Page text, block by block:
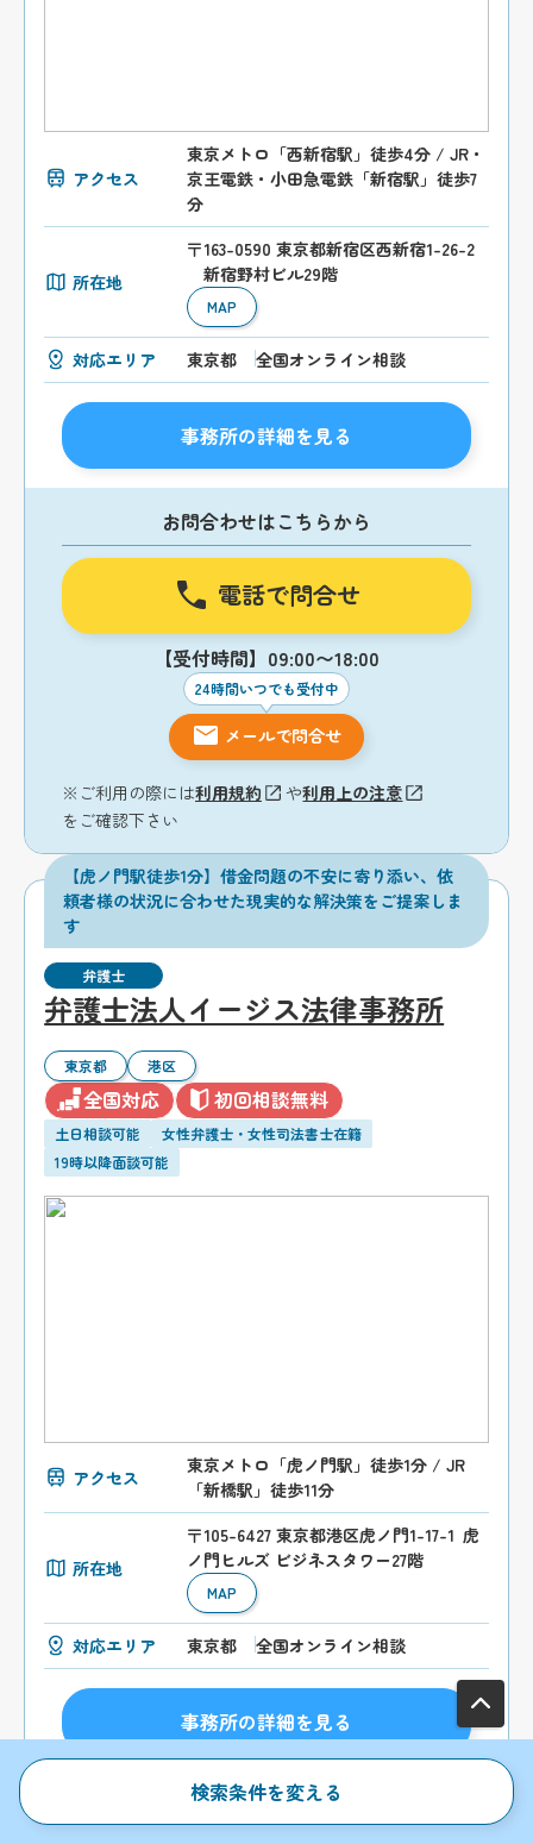
アクセス
東京メトロ「西新宿駅」徒歩4分 / JR・
京王電鉄・小田急電鉄「新宿駅」徒歩7
分
所在地
〒163-0590 東京都新宿区西新宿1-26-2
新宿野村ビル29階
MAP
対応エリア 東京都 全国オンライン相談
事務所の詳細を見る
お問合わせはこちらから
電話で問合せ
【受付時間】09:00〜18:00
24時間いつでも受付中
メールで問合せ
※ご利用の際には利用規約 や利用上の注意
をご確認下さい
【虎ノ門駅徒歩1分】借金問題の不安に寄り添い、依
頼者様の状況に合わせた現実的な解決策をご提案しま
す
弁護士
弁護士法人イージス法律事務所
東京都 港区
全国対応 初回相談無料
土日相談可能
女性弁護士・女性司法書士在籍
19時以降面談可能
アクセス
東京メトロ「虎ノ門駅」徒歩1分 / JR
「新橋駅」徒歩11分
所在地
〒105-6427 東京都港区虎ノ門1-17-1 虎
ノ門ヒルズ ビジネスタワー27階
MAP
対応エリア 東京都 全国オンライン相談
事務所の詳細を見る
お問合わせはこちらから
検索条件を変える